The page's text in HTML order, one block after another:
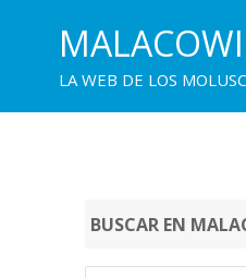
LA WEB DE LOS
BUSCAR EN